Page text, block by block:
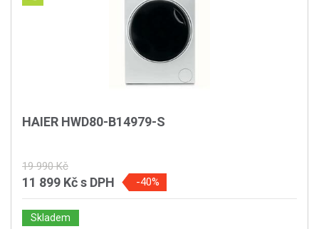
HAIER HWD80-B14979-S
19 990 Kč
11 899 Kčs DPH -40%
Skladem